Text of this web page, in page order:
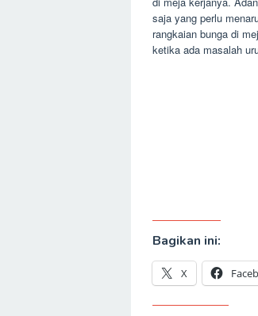
saja yang perlu
rangkaian bunga di
ketika ada masalah
Bagikan ini:
X